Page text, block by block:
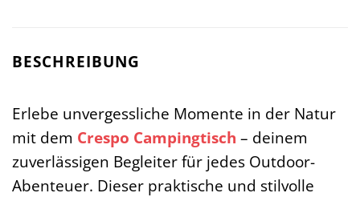
BESCHREIBUNG
Erlebe unvergessliche Momente in der Natur
mit dem Crespo Campingtisch – deinem
zuverlässigen Begleiter für jedes Outdoor-
Abenteuer. Dieser praktische und stilvolle